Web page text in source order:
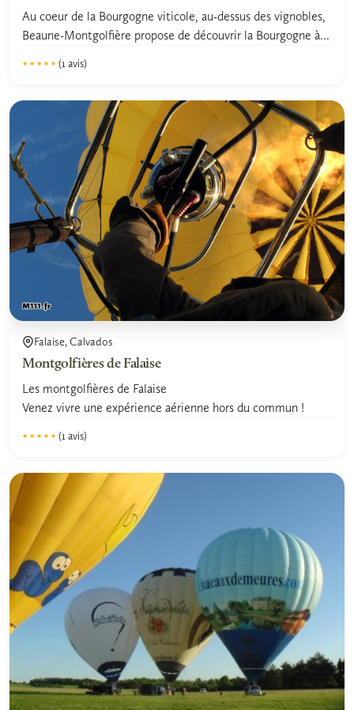
Au coeur de la Bourgogne viticole, au-dessus des vignobles,
Beaune-Montgolfière propose de découvrir la Bourgogne à...
★★★★★
★★★★★ (1 avis)
Falaise, Calvados
Montgolfières de Falaise
Les montgolfières de Falaise
Venez vivre une expérience aérienne hors du commun !
★★★★★
★★★★★ (1 avis)